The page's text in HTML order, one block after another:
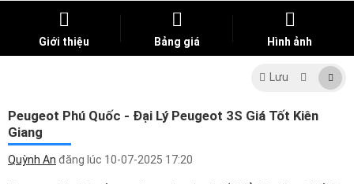
Giới thiệu Bảng giá Hình ảnh
Lưu
Peugeot Phú Quốc - Đại Lý Peugeot 3S Giá Tốt Kiên
Giang
Quỳnh An đăng lúc 10-07-2025 17:20